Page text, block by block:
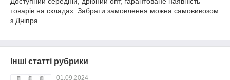
товарів на складах. Забрати замовлення можна самовивозом
з Дніпра.
Інші статті рубрики
01.09.2024